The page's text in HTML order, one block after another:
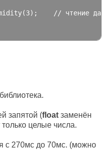
(3);
// чтение
библиотека.
запятой (float заменён
только целые числа.
с 270мс до 70мс. (можно